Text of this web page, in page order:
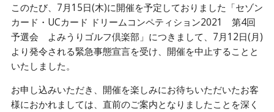
このたび、7月15日(木)に開催を予定しておりました「セゾン
カード・UCカード ドリームコンペティション2021 第4回
予選会 よみうりゴルフ倶楽部」につきまして、7月12日(月)
より発令される緊急事態宣言を受け、開催を中止することと
いたしました。
お申し込みいただき、開催を楽しみにお待ちいただいたお客
様におかれましては、直前のご案内となりましたことを深く